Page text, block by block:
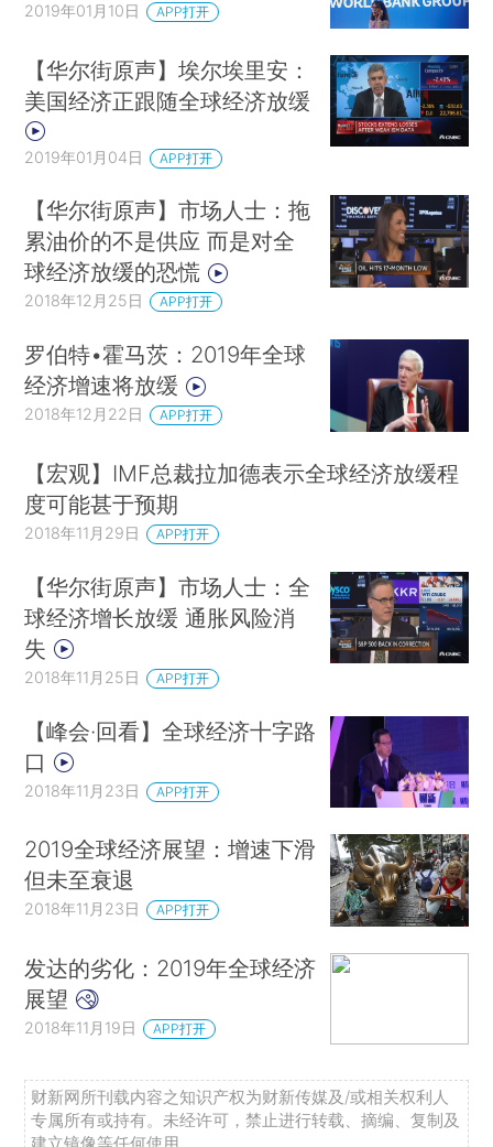
2019年01月10日 APP打开
【华尔街原声】埃尔埃里安：
美国经济正跟随全球经济放缓
2019年01月04日 APP打开
【华尔街原声】市场人士：拖
累油价的不是供应 而是对全
球经济放缓的恐慌
2018年12月25日 APP打开
罗伯特•霍马茨：2019年全球
经济增速将放缓
2018年12月22日 APP打开
【宏观】IMF总裁拉加德表示全球经济放缓程
度可能甚于预期
2018年11月29日 APP打开
【华尔街原声】市场人士：全
球经济增长放缓 通胀风险消
失
2018年11月25日 APP打开
【峰会·回看】全球经济十字路
口
2018年11月23日 APP打开
2019全球经济展望：增速下滑
但未至衰退
2018年11月23日 APP打开
发达的劣化：2019年全球经济
展望
2018年11月19日 APP打开
财新网所刊载内容之知识产权为财新传媒及/或相关权利人
专属所有或持有。未经许可，禁止进行转载、摘编、复制及
建立镜像等任何使用。